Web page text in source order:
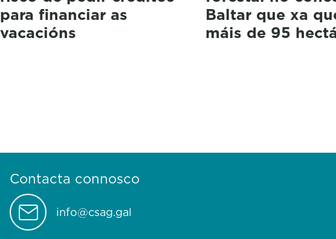
para financiar as
vacacións
Baltar que xa
máis de 95
Contacta connosco
info@csag.gal